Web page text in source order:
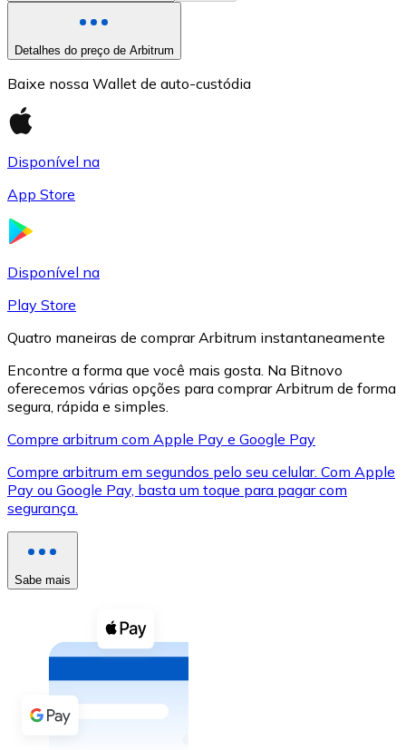
XRP
XRP
Ver tudo
Cupons cripto
Compre criptomoedas com dinheiro e outros
Comprar com dinheiro
Transferência SEPA
Detalhes do preço de Arbitrum
Baixe nossa Wallet de auto-custódia
Disponível na
App Store
Disponível na
Play Store
Quatro maneiras de comprar Arbitrum instantaneamente
Encontre a forma que você mais gosta. Na Bitnovo
oferecemos várias opções para comprar Arbitrum de forma
segura, rápida e simples.
Compre arbitrum com Apple Pay e Google Pay
Compre arbitrum em segundos pelo seu celular. Com Apple
Pay ou Google Pay, basta um toque para pagar com
segurança.
Sabe mais